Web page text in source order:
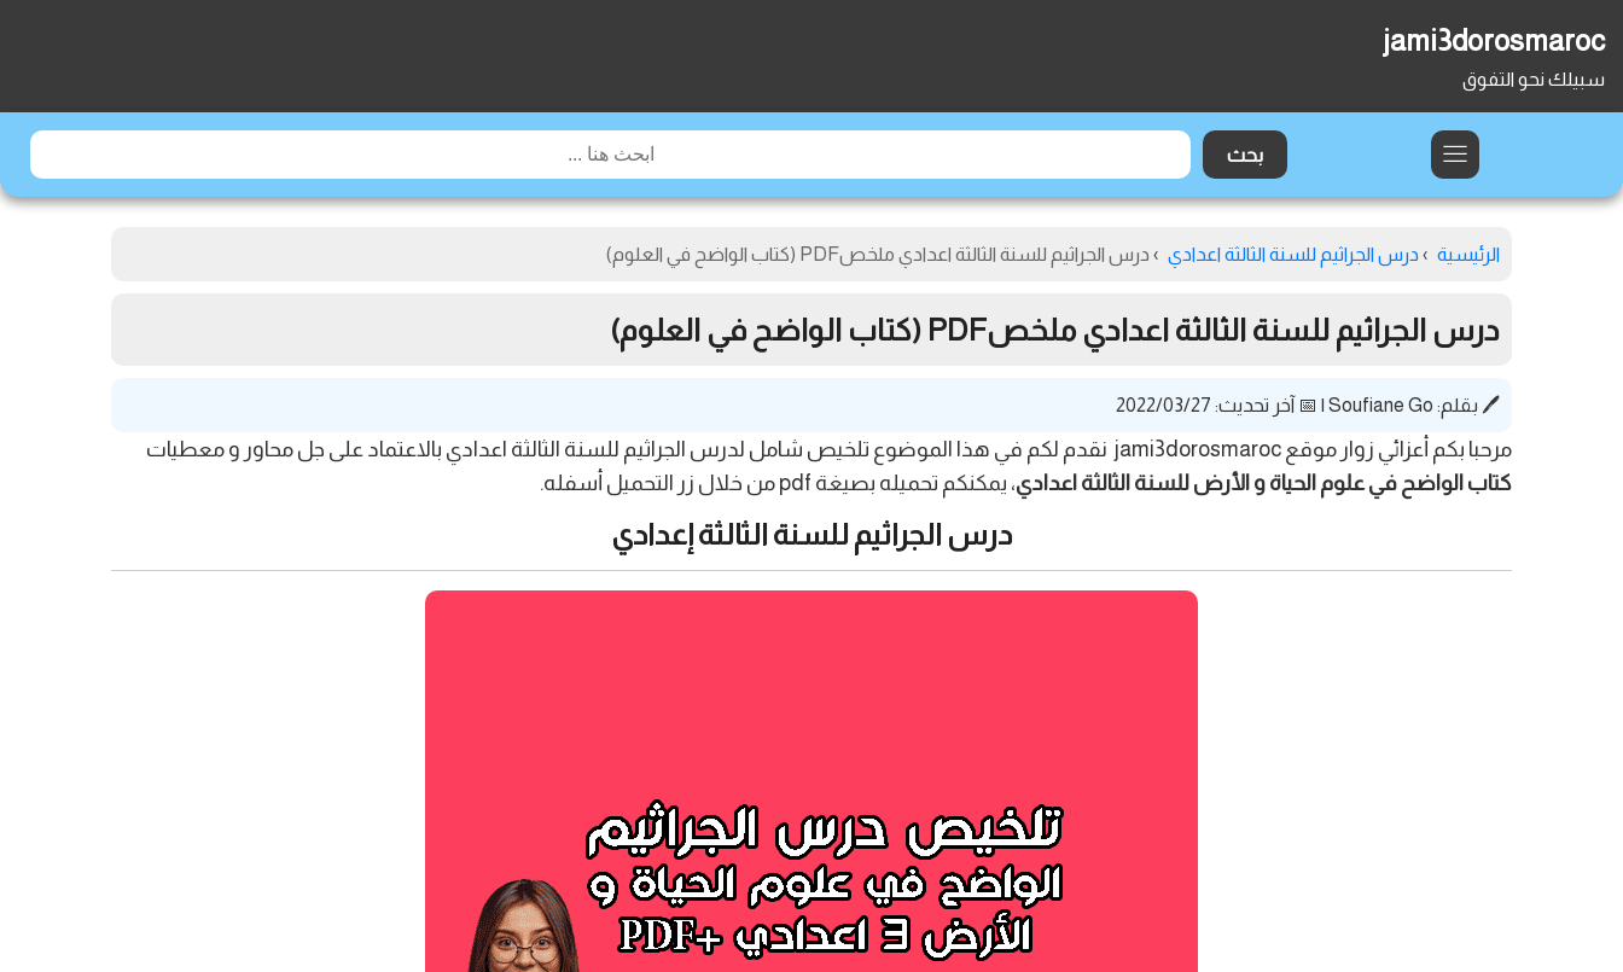
jami3dorosmaroc
سبيلك نحو التفوق
الرئيسية › درس الجراثيم للسنة الثالثة اعدادي › درس الجراثيم للسنة الثالثة اعدادي ملخصPDF (كتاب الواضح في العلوم)
درس الجراثيم للسنة الثالثة اعدادي ملخصPDF (كتاب الواضح في العلوم)
🖊️ بقلم: Soufiane Go
| 📅 آخر تحديث: 2022/03/27
مرحبا بكم أعزائي زوار موقع jami3dorosmaroc نقدم لكم في هذا الموضوع تلخيص شامل لدرس الجراثيم للسنة الثالثة اعدادي بالاعتماد على جل محاور و معطيات
كتاب الواضح في علوم الحياة و الأرض للسنة الثالثة اعدادي، يمكنكم تحميله بصيغة pdf من خلال زر التحميل أسفله.
درس الجراثيم للسنة الثالثة إعدادي